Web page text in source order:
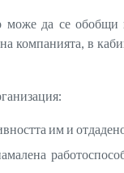
да се
компанията, в
им и